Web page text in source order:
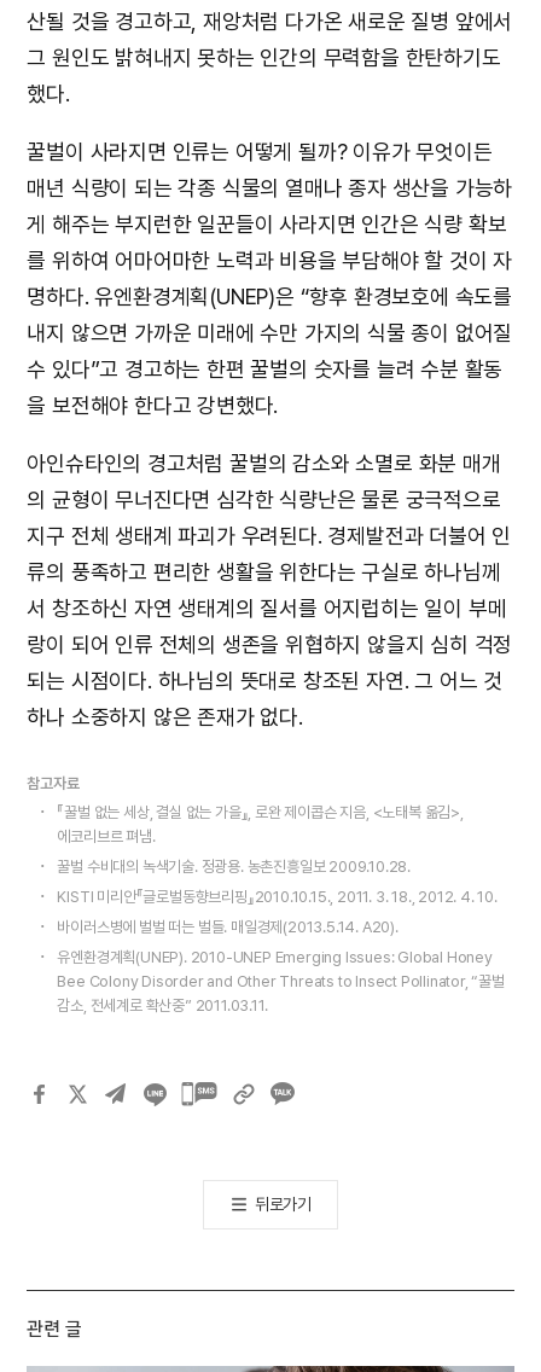
산될 것을 경고하고, 재앙처럼 다가온 새로운 질병 앞에서
그 원인도 밝혀내지 못하는 인간의 무력함을 한탄하기도
했다.
꿀벌이 사라지면 인류는 어떻게 될까? 이유가 무엇이든
매년 식량이 되는 각종 식물의 열매나 종자 생산을 가능하
게 해주는 부지런한 일꾼들이 사라지면 인간은 식량 확보
를 위하여 어마어마한 노력과 비용을 부담해야 할 것이 자
명하다. 유엔환경계획(UNEP)은 “향후 환경보호에 속도를
내지 않으면 가까운 미래에 수만 가지의 식물 종이 없어질
수 있다”고 경고하는 한편 꿀벌의 숫자를 늘려 수분 활동
을 보전해야 한다고 강변했다.
아인슈타인의 경고처럼 꿀벌의 감소와 소멸로 화분 매개
의 균형이 무너진다면 심각한 식량난은 물론 궁극적으로
지구 전체 생태계 파괴가 우려된다. 경제발전과 더불어 인
류의 풍족하고 편리한 생활을 위한다는 구실로 하나님께
서 창조하신 자연 생태계의 질서를 어지럽히는 일이 부메
랑이 되어 인류 전체의 생존을 위협하지 않을지 심히 걱정
되는 시점이다. 하나님의 뜻대로 창조된 자연. 그 어느 것
하나 소중하지 않은 존재가 없다.
참고자료
『꿀벌 없는 세상, 결실 없는 가을』, 로완 제이콥슨 지음, <노태복 옮김>,
에코리브르 펴냄.
꿀벌 수비대의 녹색기술. 정광용. 농촌진흥일보 2009.10.28.
KISTI 미리안『글로벌동향브리핑』2010.10.15., 2011. 3. 18., 2012. 4. 10.
바이러스병에 벌벌 떠는 벌들. 매일경제(2013.5.14. A20).
유엔환경계획(UNEP). 2010-UNEP Emerging Issues: Global Honey
Bee Colony Disorder and Other Threats to Insect Pollinator, “꿀벌
감소, 전세계로 확산중” 2011.03.11.
카카오톡
뒤로가기
관련 글